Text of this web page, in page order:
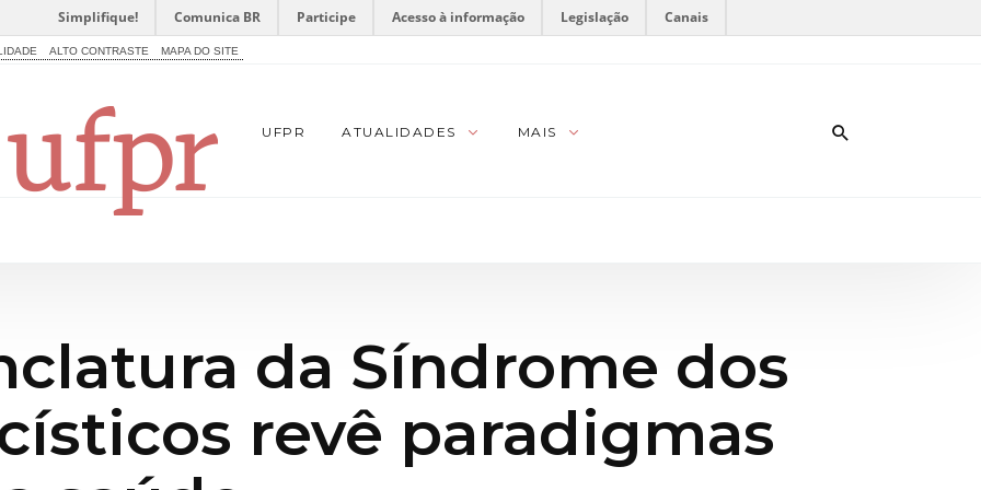
Simplifique! Comunica BR Participe Acesso à informação Legislação Canais
ALTO CONTRASTE MAPA DO SITE
UFPR ATUALIDADES MAIS
da Síndrome dos
revê paradigmas